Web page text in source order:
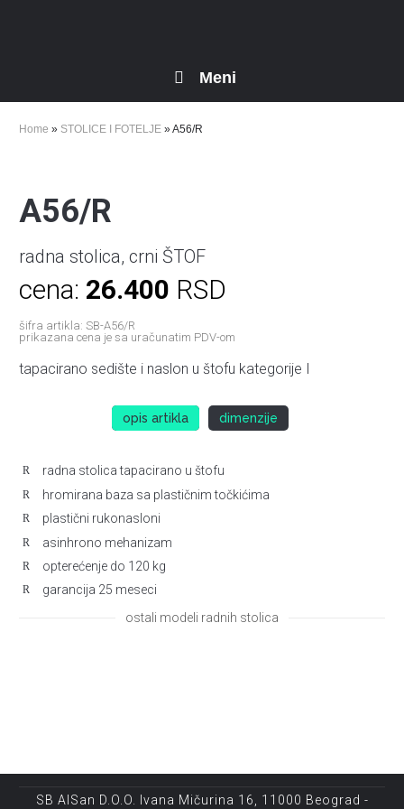
Meni
Home » STOLICE I FOTELJE »A56/R
A56/R
radna stolica, crni ŠTOF
cena: 26.400 RSD
šifra artikla: SB-A56/R
prikazana cena je sa uračunatim PDV-om
tapacirano sedište i naslon u štofu kategorije I
opis artikla dimenzije
radna stolica tapacirano u štofu
hromirana baza sa plastičnim točkićima
plastični rukonasloni
asinhrono mehanizam
opterećenje do 120 kg
garancija 25 meseci
ukupna širina / dubina :
visina do rukonaslona : min:- max:
visina sedišta : min:- max:
širina / visina naslona :
ostali modeli radnih stolica
SB AlSan D.O.O. Ivana Mičurina 16, 11000 Beograd -